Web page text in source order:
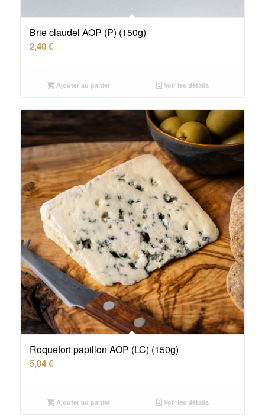
Brie claudel AOP (P) (150g)
2,40€
Ajouter au panier Voir les détails
Roquefort papillon AOP (LC) (150g)
5,04€
Ajouter au panier Voir les détails